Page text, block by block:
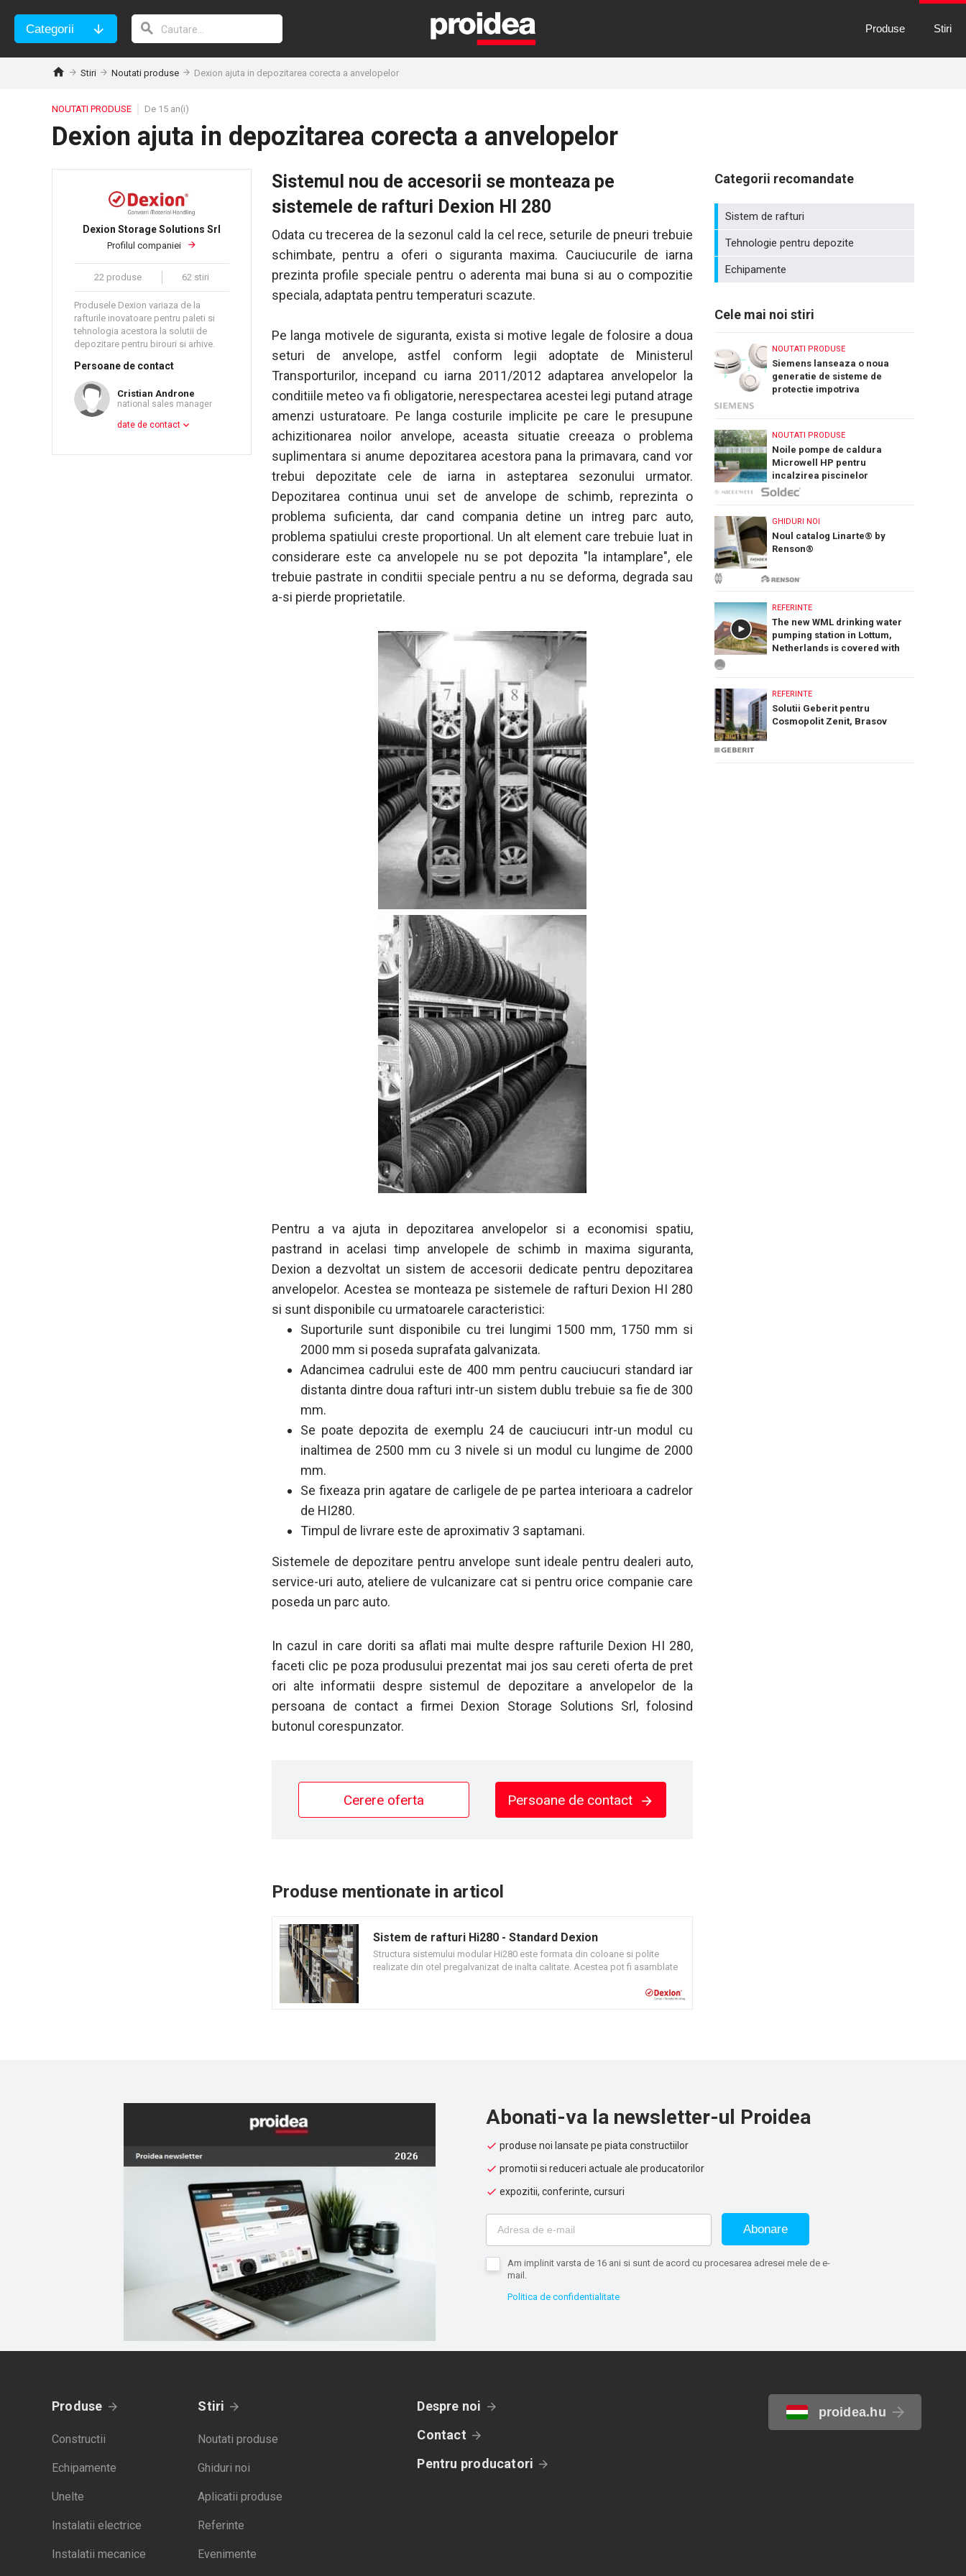
Categorii Produse Stiri
Stiri Noutati produse Dexion ajuta in depozitarea corecta a anvelopelor
NOUTATI PRODUSE De 15 an(i)
Dexion ajuta in depozitarea corecta a anvelopelor
Dexion Storage Solutions Srl
Profilul companiei
22 produse 62 stiri
Produsele Dexion variaza de la
rafturile inovatoare pentru paleti si
tehnologia acestora la solutii de
depozitare pentru birouri si arhive.
Persoane de contact
Cristian Androne
national sales manager
date de contact
Sistemul nou de accesorii se monteaza pe
sistemele de rafturi Dexion HI 280
Odata cu trecerea de la sezonul cald la cel rece, seturile de pneuri trebuie
schimbate, pentru a oferi o siguranta maxima. Cauciucurile de iarna
prezinta profile speciale pentru o aderenta mai buna si au o compozitie
speciala, adaptata pentru temperaturi scazute.
Pe langa motivele de siguranta, exista si motive legale de folosire a doua
seturi de anvelope, astfel conform legii adoptate de Ministerul
Transporturilor, incepand cu iarna 2011/2012 adaptarea anvelopelor la
conditiile meteo va fi obligatorie, nerespectarea acestei legi putand atrage
amenzi usturatoare. Pe langa costurile implicite pe care le presupune
achizitionarea noilor anvelope, aceasta situatie creeaza o problema
suplimentara si anume depozitarea acestora pana la primavara, cand vor
trebui depozitate cele de iarna in asteptarea sezonului urmator.
Depozitarea continua unui set de anvelope de schimb, reprezinta o
problema suficienta, dar cand compania detine un intreg parc auto,
problema spatiului creste proportional. Un alt element care trebuie luat in
considerare este ca anvelopele nu se pot depozita "la intamplare", ele
trebuie pastrate in conditii speciale pentru a nu se deforma, degrada sau
a-si pierde proprietatile.
Pentru a va ajuta in depozitarea anvelopelor si a economisi spatiu,
pastrand in acelasi timp anvelopele de schimb in maxima siguranta,
Dexion a dezvoltat un sistem de accesorii dedicate pentru depozitarea
anvelopelor. Acestea se monteaza pe sistemele de rafturi Dexion HI 280
si sunt disponibile cu urmatoarele caracteristici:
Suporturile sunt disponibile cu trei lungimi 1500 mm, 1750 mm si
2000 mm si poseda suprafata galvanizata.
Adancimea cadrului este de 400 mm pentru cauciucuri standard iar
distanta dintre doua rafturi intr-un sistem dublu trebuie sa fie de 300
mm.
Se poate depozita de exemplu 24 de cauciucuri intr-un modul cu
inaltimea de 2500 mm cu 3 nivele si un modul cu lungime de 2000
mm.
Se fixeaza prin agatare de carligele de pe partea interioara a cadrelor
de HI280.
Timpul de livrare este de aproximativ 3 saptamani.
Sistemele de depozitare pentru anvelope sunt ideale pentru dealeri auto,
service-uri auto, ateliere de vulcanizare cat si pentru orice companie care
poseda un parc auto.
In cazul in care doriti sa aflati mai multe despre rafturile Dexion HI 280,
faceti clic pe poza produsului prezentat mai jos sau cereti oferta de pret
ori alte informatii despre sistemul de depozitare a anvelopelor de la
persoana de contact a firmei Dexion Storage Solutions Srl, folosind
butonul corespunzator.
Cerere oferta Persoane de contact
Produse mentionate in articol
Sistem de rafturi Hi280 - Standard Dexion
Structura sistemului modular Hi280 este formata din coloane si polite
realizate din otel pregalvanizat de inalta calitate. Acestea pot fi asamblate
optiuni si accesorii precum si cutii de plastic, sistemul ofera o solutie
Categorii recomandate
Sistem de rafturi
Tehnologie pentru depozite
Echipamente
Cele mai noi stiri
NOUTATI PRODUSE
Siemens lanseaza o noua
generatie de sisteme de
protectie impotriva
NOUTATI PRODUSE
Noile pompe de caldura
Microwell HP pentru
incalzirea piscinelor
GHIDURI NOI
Noul catalog Linarte® by
Renson®
REFERINTE
The new WML drinking water
pumping station in Lottum,
Netherlands is covered with
REFERINTE
Solutii Geberit pentru
Cosmopolit Zenit, Brasov
Abonati-va la newsletter-ul Proidea
produse noi lansate pe piata constructiilor
promotii si reduceri actuale ale producatorilor
expozitii, conferinte, cursuri
Abonare
Am implinit varsta de 16 ani si sunt de acord cu procesarea adresei mele de e-
mail.
Politica de confidentialitate
Produse
Constructii
Echipamente
Unelte
Instalatii electrice
Instalatii mecanice
Stiri
Noutati produse
Ghiduri noi
Aplicatii produse
Referinte
Evenimente
Despre noi
Contact
Pentru producatori
proidea.hu